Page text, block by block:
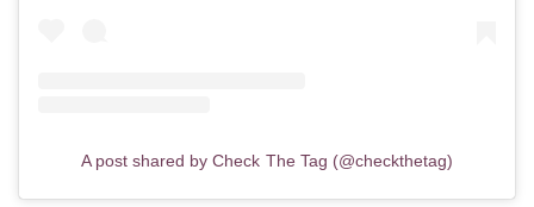
A post shared by Check The Tag (@checkthetag)